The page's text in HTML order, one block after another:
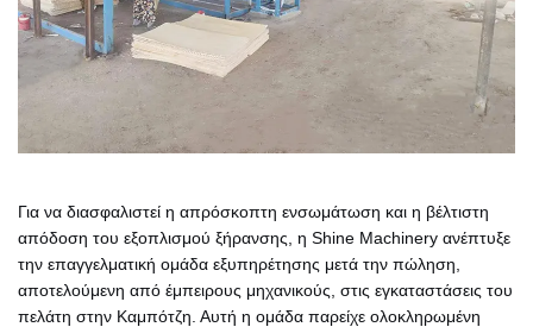
Για να διασφαλιστεί η απρόσκοπτη ενσωμάτωση και η βέλτιστη
απόδοση του εξοπλισμού ξήρανσης, η Shine Machinery ανέπτυξε
την επαγγελματική ομάδα εξυπηρέτησης μετά την πώληση,
αποτελούμενη από έμπειρους μηχανικούς, στις εγκαταστάσεις του
πελάτη στην Καμπότζη. Αυτή η ομάδα παρείχε ολοκληρωμένη